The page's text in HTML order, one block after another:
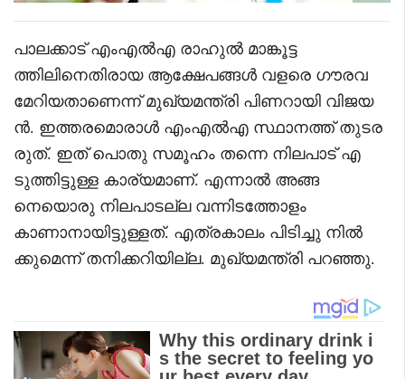
പാലക്കാട് എംഎൽഎ രാഹുൽ മാങ്കൂട്ട
ത്തിലിനെതിരായ ആക്ഷേപങ്ങൾ വളരെ ഗൗരവ
മേറിയതാണെന്ന് മുഖ്യമന്ത്രി പിണറായി വിജയ
ൻ. ഇത്തരമൊരാൾ എംഎൽഎ സ്ഥാനത്ത് തുടര
രുത്. ഇത് പൊതു സമൂഹം തന്നെ നിലപാട് എ
ടുത്തിട്ടുള്ള കാര്യമാണ്. എന്നാൽ അങ്ങ
നെയൊരു നിലപാടല്ല വന്നിടത്തോളം
കാണാനായിട്ടുള്ളത്. എത്രകാലം പിടിച്ചു നിൽ
ക്കുമെന്ന് തനിക്കറിയില്ല. മുഖ്യമന്ത്രി പറഞ്ഞു.